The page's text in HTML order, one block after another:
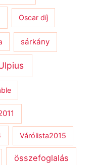
Oscar díj
sárkány
Várólista2015
összefoglalás